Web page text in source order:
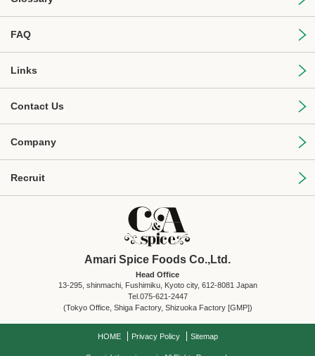
FAQ
Links
Contact Us
Company
Recruit
Amari Spice Foods Co.,Ltd.
Head Office
13-295, shinmachi, Fushimiku, Kyoto city, 612-8081 Japan
Tel.075-621-2447
(Tokyo Office, Shiga Factory, Shizuoka Factory [GMP])
HOME Privacy Policy Sitemap